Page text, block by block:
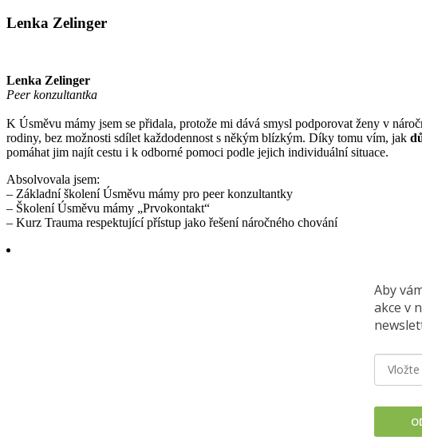
Lenka Zelinger
Lenka Zelinger
Peer konzultantka
K Úsměvu mámy jsem se přidala, protože mi dává smysl podporovat ženy v
rodiny, bez možnosti sdílet každodennost s někým blízkým. Díky tomu vím, jak
pomáhat jim najít cestu i k odborné pomoci podle jejich individuální situace.
Absolvovala jsem:
– Základní školení Úsměvu mámy pro peer konzultantky
– Školení Úsměvu mámy „Prvokontakt“
– Kurz Trauma respektující přístup jako řešení náročného chování
Aby
akce v